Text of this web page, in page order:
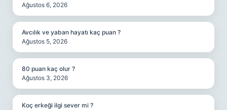
Ağustos 6, 2026
Avcılık ve yaban hayatı kaç puan ?
Ağustos 5, 2026
80 puan kaç olur ?
Ağustos 3, 2026
Koç erkeği ilgi sever mi ?